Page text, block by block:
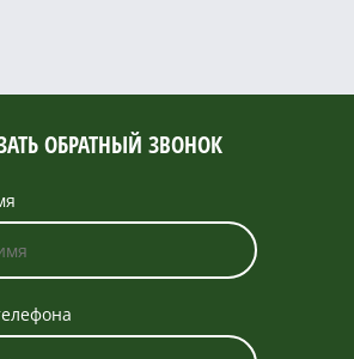
ОБРАТНЫЙ ЗВОНОК